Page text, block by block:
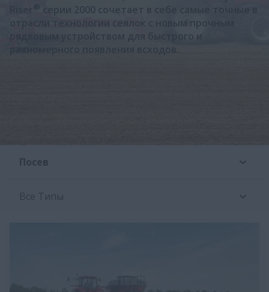
Riser
отрасли технологии сеялок с новым прочным
рядковым устройством для быстрого и
равномерного появления всходов.
Посев
Все Типы